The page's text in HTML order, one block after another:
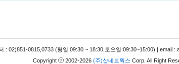
: 02)851-0815,0733 (평일:09:30 ~ 18:30,토요일:09:30~15:00) | email
Copyright
2002-2026 (주)샵네트웍스 Corp. All Right